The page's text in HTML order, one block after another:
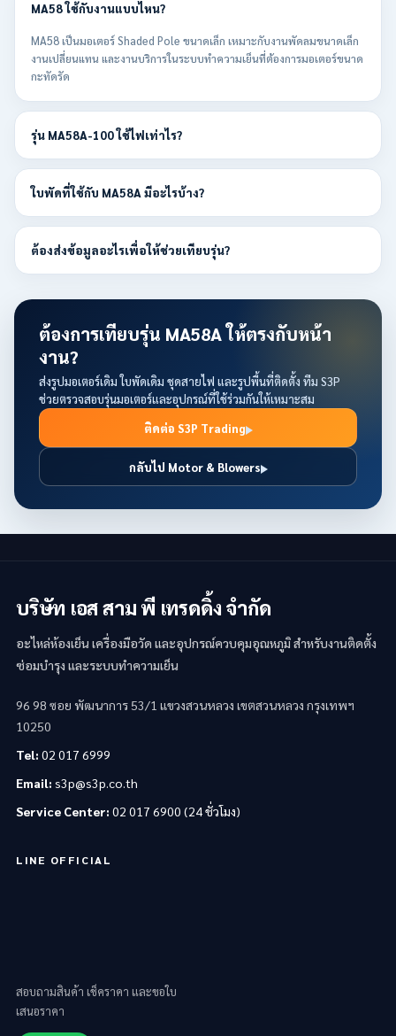
MA58 ใช้กับงานแบบไหน?
MA58 เป็นมอเตอร์ Shaded Pole ขนาดเล็ก เหมาะกับงานพัดลมขนาดเล็ก
งานเปลี่ยนแทน และงานบริการในระบบทำความเย็นที่ต้องการมอเตอร์ขนาด
กะทัดรัด
รุ่น MA58A-100 ใช้ไฟเท่าไร?
ใบพัดที่ใช้กับ MA58A มีอะไรบ้าง?
ต้องส่งข้อมูลอะไรเพื่อให้ช่วยเทียบรุ่น?
ต้องการเทียบรุ่น MA58A ให้ตรงกับหน้า
งาน?
ส่งรูปมอเตอร์เดิม ใบพัดเดิม ชุดสายไฟ และรูปพื้นที่ติดตั้ง ทีม S3P
ช่วยตรวจสอบรุ่นมอเตอร์และอุปกรณ์ที่ใช้ร่วมกันให้เหมาะสม
ติดต่อ S3P Trading
กลับไป Motor & Blowers
บริษัท เอส สาม พี เทรดดิ้ง จำกัด
อะไหล่ห้องเย็น เครื่องมือวัด และอุปกรณ์ควบคุมอุณหภูมิ สำหรับงานติดตั้ง
ซ่อมบำรุง และระบบทำความเย็น
96 98 ซอย พัฒนาการ 53/1 แขวงสวนหลวง เขตสวนหลวง กรุงเทพฯ
10250
Tel: 02 017 6999
Email: s3p@s3p.co.th
Service Center: 02 017 6900 (24 ชั่วโมง)
LINE OFFICIAL
สอบถามสินค้า เช็คราคา และขอใบ
เสนอราคา